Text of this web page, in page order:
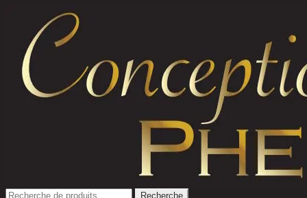
navigation
contenu
Recherche
Recherche